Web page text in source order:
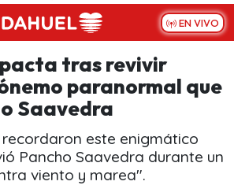
EN VIVO
tras revivir
paranormal que
Saavedra
recordaron este enigmático
Pancho Saavedra durante un
viento y marea".